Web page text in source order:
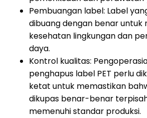
Pembuangan label: Label
dibuang dengan benar untuk
kesehatan lingkungan dan
daya.
Kontrol kualitas:
penghapus label PET perlu
ketat untuk memastikan
dikupas benar-benar
memenuhi standar produksi.